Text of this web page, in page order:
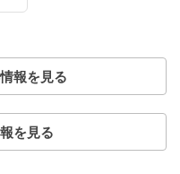
報を見る
を見る